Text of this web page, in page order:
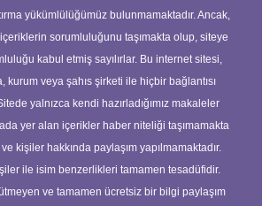
yükümlülüğümüz bulunmamaktadır. Ancak,
sorumluluğunu taşımakta olup, siteye
kabul etmiş sayılırlar. Bu internet sitesi,
kurum veya şahıs şirketi ile hiçbir bağlantısı
yalnızca kendi hazırladığımız makaleler
yer alan içerikler haber niteliği taşımamakta
kişiler hakkında paylaşım yapılmamaktadır.
ile isim benzerlikleri tamamen tesadüfidir.
ve tamamen ücretsiz bir bilgi paylaşım